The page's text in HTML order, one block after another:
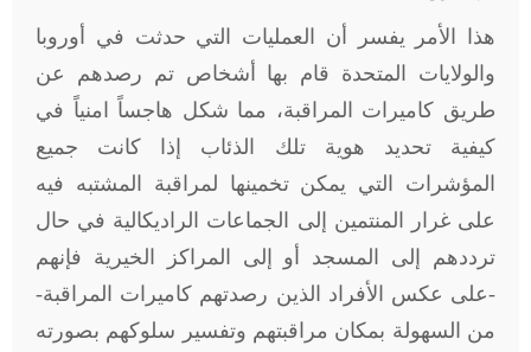
هذا الأمر يفسر أن العمليات التي حدثت في أوروبا
والولايات المتحدة قام بها أشخاص تم رصدهم عن
طريق كاميرات المراقبة، مما شكل هاجساً امنياً في
كيفية تحديد هوية تلك الذئاب إذا كانت جميع
المؤشرات التي يمكن تخمينها لمراقبة المشتبه فيه
على غرار المنتمين إلى الجماعات الراديكالية في حال
ترددهم إلى المسجد أو إلى المراكز الخيرية فإنهم
-على عكس الأفراد الذين رصدتهم كاميرات المراقبة-
من السهولة بمكان مراقبتهم وتفسير سلوكهم بصورته